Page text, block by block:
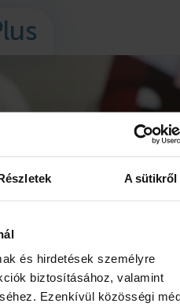
A sütikről
és hirdetések személyre
biztosításához, valamint
Ezenkívül közösségi